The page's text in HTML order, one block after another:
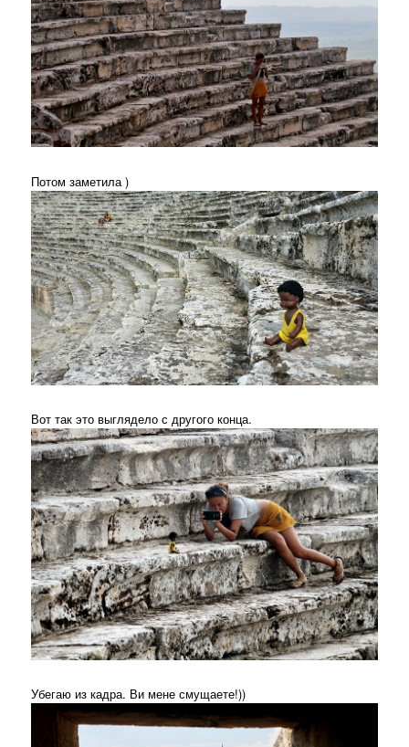
Потом заметила )
Вот так это выглядело с другого конца.
Убегаю из кадра. Ви мене смущаете!))